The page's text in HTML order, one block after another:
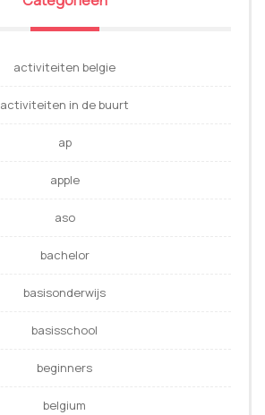
activiteiten belgie
activiteiten in de buurt
ap
apple
aso
bachelor
basisonderwijs
basisschool
beginners
belgium